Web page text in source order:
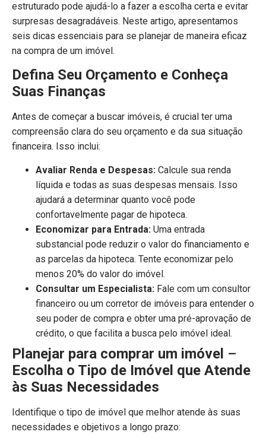
estruturado pode ajudá-lo a fazer a escolha certa e evitar
surpresas desagradáveis. Neste artigo, apresentamos
seis dicas essenciais para se planejar de maneira eficaz
na compra de um imóvel.
Defina Seu Orçamento e Conheça
Suas Finanças
Antes de começar a buscar imóveis, é crucial ter uma
compreensão clara do seu orçamento e da sua situação
financeira. Isso inclui:
Avaliar Renda e Despesas: Calcule sua renda
líquida e todas as suas despesas mensais. Isso
ajudará a determinar quanto você pode
confortavelmente pagar de hipoteca.
Economizar para Entrada: Uma entrada
substancial pode reduzir o valor do financiamento e
as parcelas da hipoteca. Tente economizar pelo
menos 20% do valor do imóvel.
Consultar um Especialista: Fale com um consultor
financeiro ou um corretor de imóveis para entender o
seu poder de compra e obter uma pré-aprovação de
crédito, o que facilita a busca pelo imóvel ideal.
Planejar para comprar um imóvel –
Escolha o Tipo de Imóvel que Atende
às Suas Necessidades
Identifique o tipo de imóvel que melhor atende às suas
necessidades e objetivos a longo prazo: